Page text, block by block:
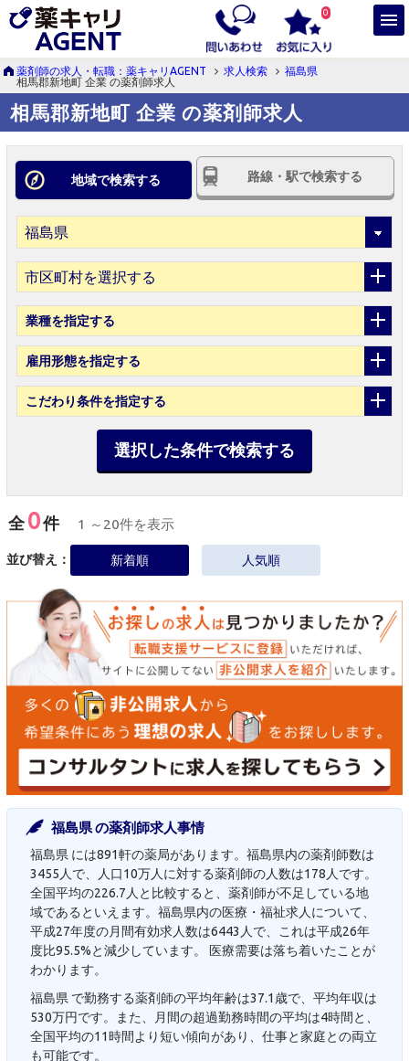
0
薬剤師の求人・転職：薬キャリAGENT 求人検索
福島県
相馬郡新地町 企業 の薬剤師求人
相馬郡新地町 企業 の薬剤師求人
地域で検索する 路線・駅で検索する
市区町村を選択する
業種を指定する
雇用形態を指定する
こだわり条件を指定する
選択した条件で検索する
全0件 1 ～20件を表示
並び替え： 新着順 人気順
福島県 の薬剤師求人事情
福島県 には891軒の薬局があります。福島県内の薬剤師数は
3455人で、人口10万人に対する薬剤師の人数は178人です。
全国平均の226.7人と比較すると、薬剤師が不足している地
域であるといえます。福島県内の医療・福祉求人について、
平成27年度の月間有効求人数は6443人で、これは平成26年
度比95.5%と減少しています。 医療需要は落ち着いたことが
わかります。
福島県 で勤務する薬剤師の平均年齢は37.1歳で、平均年収は
530万円です。また、月間の超過勤務時間の平均は4時間と、
全国平均の11時間より短い傾向があり、仕事と家庭との両立
も可能です。